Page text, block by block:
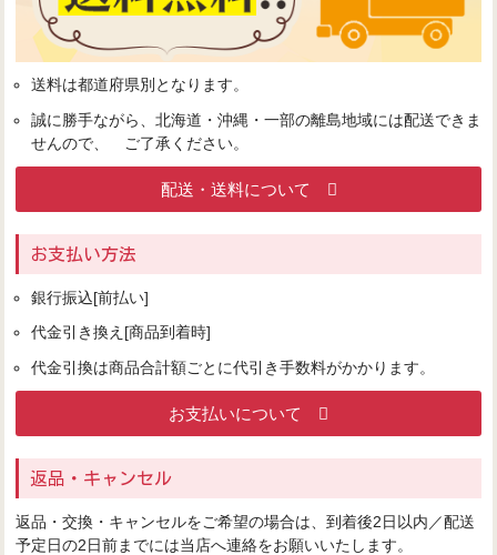
送料は都道府県別となります。
誠に勝手ながら、北海道・沖縄・一部の離島地域には配送できま
せんので、 ご了承ください。
配送・送料について
お支払い方法
銀行振込[前払い]
代金引き換え[商品到着時]
代金引換は商品合計額ごとに代引き手数料がかかります。
お支払いについて
返品・キャンセル
返品・交換・キャンセルをご希望の場合は、到着後2日以内／配送
予定日の2日前までには当店へ連絡をお願いいたします。